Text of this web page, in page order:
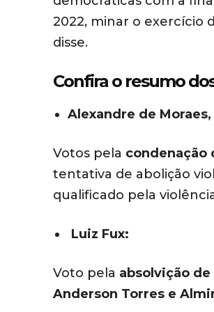
2022, minar o exercício
disse.
Confira o resumo
Alexandre de
Votos pela condenação
tentativa de abolição
qualificado pela
Luiz Fux:
Voto pela absolvição
Anderson Torres e